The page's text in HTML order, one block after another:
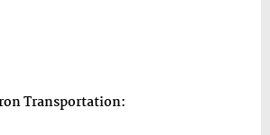
Transportation: